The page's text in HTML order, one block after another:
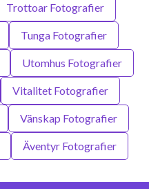
Trottoar Fotografier
Tunga Fotografier
Utomhus Fotografier
Vitalitet Fotografier
Vänskap Fotografier
Äventyr Fotografier